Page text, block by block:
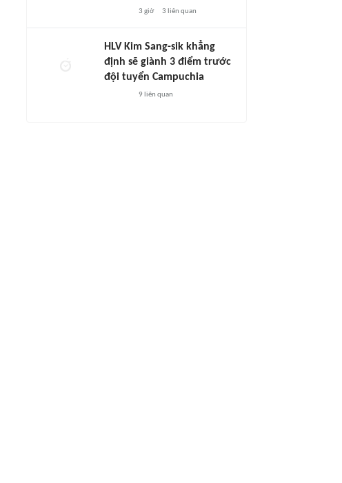
3 giờ 3 liên quan
HLV Kim Sang-sik khẳng
định sẽ giành 3 điểm trước
đội tuyển Campuchia
9 liên quan